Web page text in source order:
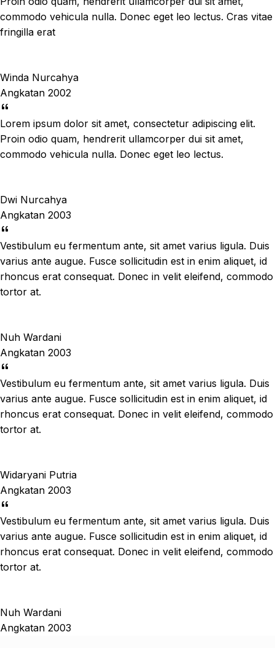
commodo vehicula nulla. Donec eget leo lectus. Cras vitae
fringilla erat
Winda Nurcahya
Angkatan 2002
Lorem ipsum dolor sit amet, consectetur adipiscing elit.
Proin odio quam, hendrerit ullamcorper dui sit amet,
commodo vehicula nulla. Donec eget leo lectus.
Dwi Nurcahya
Angkatan 2003
Vestibulum eu fermentum ante, sit amet varius ligula. Duis
varius ante augue. Fusce sollicitudin est in enim aliquet, id
rhoncus erat consequat. Donec in velit eleifend, commodo
tortor at.
Nuh Wardani
Angkatan 2003
Vestibulum eu fermentum ante, sit amet varius ligula. Duis
varius ante augue. Fusce sollicitudin est in enim aliquet, id
rhoncus erat consequat. Donec in velit eleifend, commodo
tortor at.
Widaryani Putria
Angkatan 2003
Vestibulum eu fermentum ante, sit amet varius ligula. Duis
varius ante augue. Fusce sollicitudin est in enim aliquet, id
rhoncus erat consequat. Donec in velit eleifend, commodo
tortor at.
Nuh Wardani
Angkatan 2003